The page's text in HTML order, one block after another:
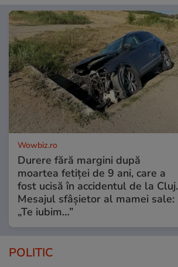
Wowbiz.ro
Durere fără margini după
moartea fetiței de 9 ani, care a
fost ucisă în accidentul de la Cluj.
Mesajul sfâșietor al mamei sale:
„Te iubim…”
POLITIC